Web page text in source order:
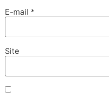
E-mail *
Site